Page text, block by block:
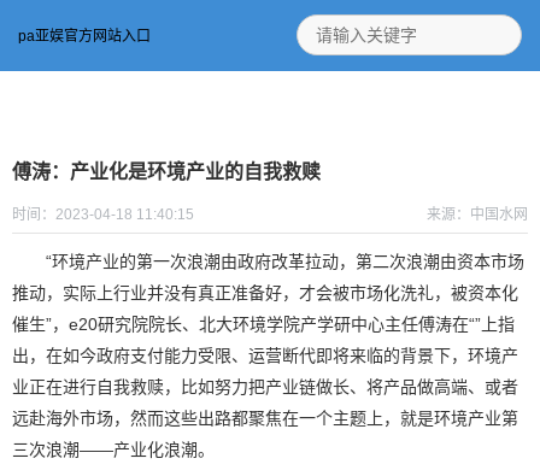
pa亚娱官方网站入口
傅涛：产业化是环境产业的自我救赎
时间：2023-04-18 11:40:15 来源：中国水网
“环境产业的第一次浪潮由政府改革拉动，第二次浪潮由资本市场
推动，实际上行业并没有真正准备好，才会被市场化洗礼，被资本化
催生”，e20研究院院长、北大环境学院产学研中心主任傅涛在“” 上指
出，在如今政府支付能力受限、运营断代即将来临的背景下，环境产
业正在进行自我救赎，比如努力把产业链做长、将产品做高端、或者
远赴海外市场，然而这些出路都聚焦在一个主题上，就是环境产业第
三次浪潮——产业化浪潮。